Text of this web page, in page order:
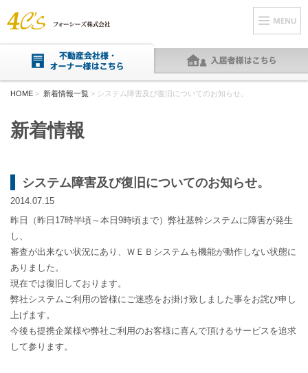
HOME > 新着情報一覧 > システム障害及び復旧についてのお知らせ。
新着情報
システム障害及び復旧についてのお知らせ。
2014.07.15
昨日（昨日17時半頃～本日9時頃まで）弊社基幹システムに障害が発生
し、
審査が出来ない状況にあり、ＷＥＢシステムも機能が動作しない状態に
ありました。
現在では復旧しております。
弊社システムご利用の皆様にご迷惑をお掛け致しました事をお詫び申し
上げます。
今後も提携企業様や弊社ご利用のお客様に喜んで頂けるサービスを追求
して参ります。